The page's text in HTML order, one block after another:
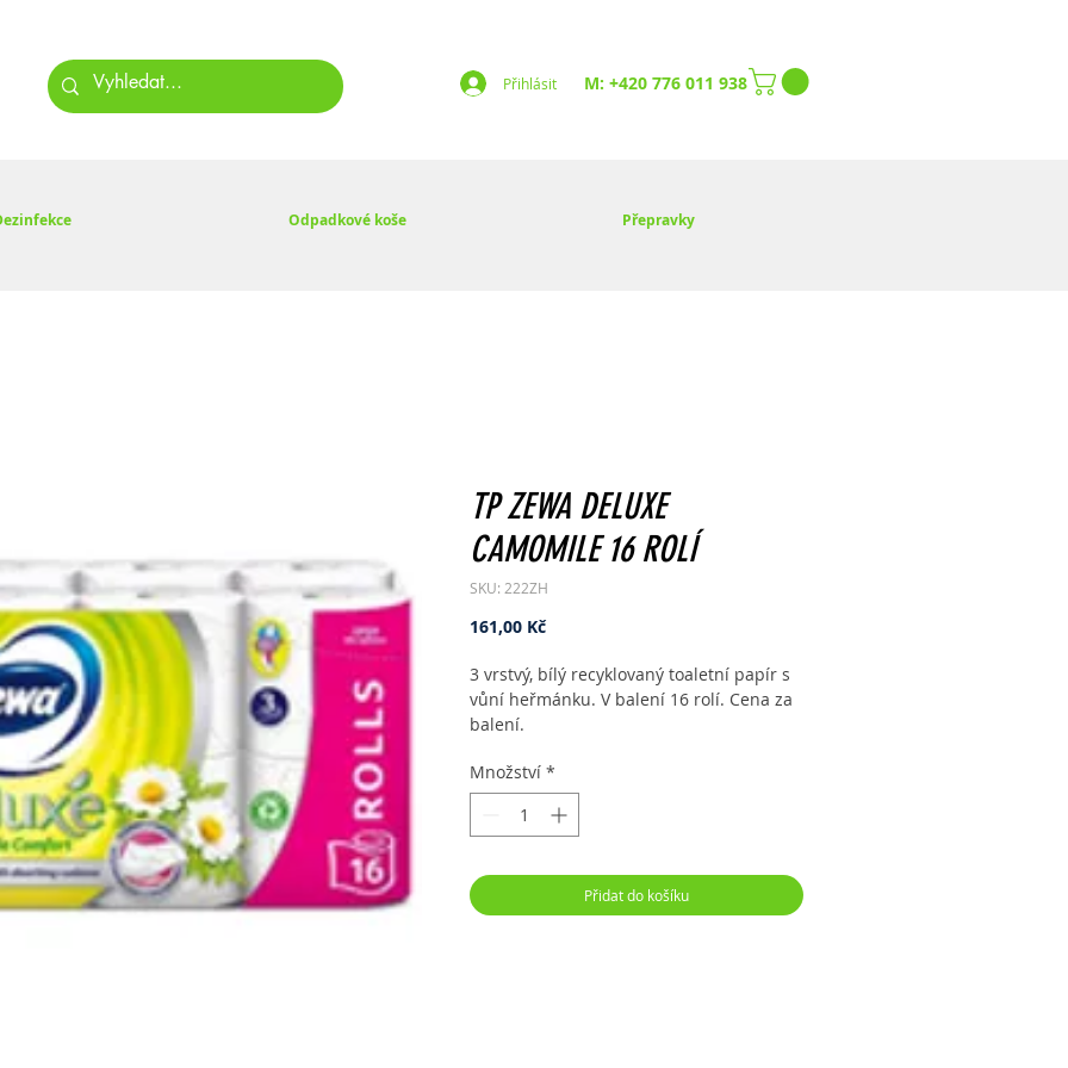
Odpadkové koše Přepravky
M: +420 776 011 938
Přihlásit
TP ZEWA DELUXE
CAMOMILE 16 ROLÍ
SKU: 222ZH
161,00 KčCena
3 vrstvý, bílý recyklovaný toaletní papír s
vůní heřmánku. V balení 16 rolí. Cena za
balení.
Množství *
Přidat do košíku